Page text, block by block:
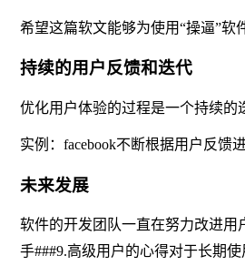
希望这篇软文能够为使用“操逼”软
持续的用户反馈和迭代
优化用户体验的过程是一个持续的
实例：facebook不断根据用户反馈
未来发展
软件的开发团队一直在努力改进用
手###9.高级用户的心得对于长期